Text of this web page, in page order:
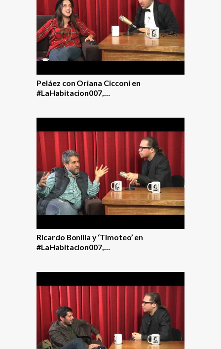
Peláez con Oriana Cicconi en
#LaHabitacion007,…
Ricardo Bonilla y ‘Timoteo’ en
#LaHabitacion007,…